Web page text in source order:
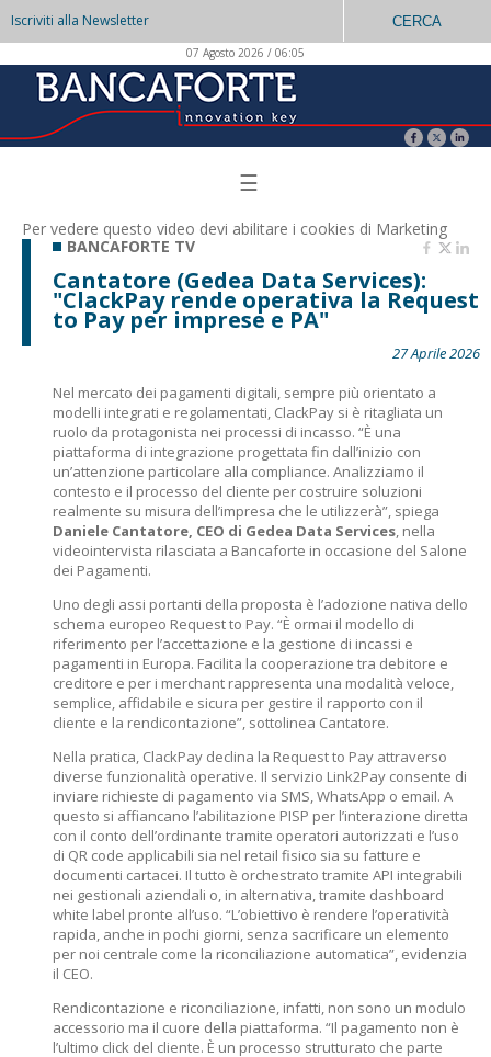
Iscriviti alla Newsletter CERCA
07 Agosto 2026 / 06:05
☰
Per vedere questo video devi abilitare i cookies di Marketing
BANCAFORTE TV
Cantatore (Gedea Data Services):
"ClackPay rende operativa la Request
to Pay per imprese e PA"
27 Aprile 2026
Nel mercato dei pagamenti digitali, sempre più orientato a
modelli integrati e regolamentati, ClackPay si è ritagliata un
ruolo da protagonista nei processi di incasso. “È una
piattaforma di integrazione progettata fin dall’inizio con
un’attenzione particolare alla compliance. Analizziamo il
contesto e il processo del cliente per costruire soluzioni
realmente su misura dell’impresa che le utilizzerà”, spiega
Daniele Cantatore, CEO di Gedea Data Services, nella
videointervista rilasciata a Bancaforte in occasione del Salone
dei Pagamenti.
Uno degli assi portanti della proposta è l’adozione nativa dello
schema europeo Request to Pay. “È ormai il modello di
riferimento per l’accettazione e la gestione di incassi e
pagamenti in Europa. Facilita la cooperazione tra debitore e
creditore e per i merchant rappresenta una modalità veloce,
semplice, affidabile e sicura per gestire il rapporto con il
cliente e la rendicontazione”, sottolinea Cantatore.
Nella pratica, ClackPay declina la Request to Pay attraverso
diverse funzionalità operative. Il servizio Link2Pay consente di
inviare richieste di pagamento via SMS, WhatsApp o email. A
questo si affiancano l’abilitazione PISP per l’interazione diretta
con il conto dell’ordinante tramite operatori autorizzati e l’uso
di QR code applicabili sia nel retail fisico sia su fatture e
documenti cartacei. Il tutto è orchestrato tramite API integrabili
nei gestionali aziendali o, in alternativa, tramite dashboard
white label pronte all’uso. “L’obiettivo è rendere l’operatività
rapida, anche in pochi giorni, senza sacrificare un elemento
per noi centrale come la riconciliazione automatica”, evidenzia
il CEO.
Rendicontazione e riconciliazione, infatti, non sono un modulo
accessorio ma il cuore della piattaforma. “Il pagamento non è
l’ultimo click del cliente. È un processo strutturato che parte